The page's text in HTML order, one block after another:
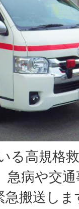
る高規格
急病や交
急搬送し